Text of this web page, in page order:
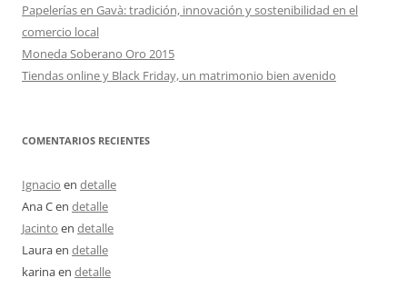
Papelerías en Gavà: tradición, innovación y sostenibilidad en el
comercio local
Moneda Soberano Oro 2015
Tiendas online y Black Friday, un matrimonio bien avenido
COMENTARIOS RECIENTES
Ignacio en detalle
Ana Cen detalle
Jacinto en detalle
Lauraen detalle
karinaen detalle